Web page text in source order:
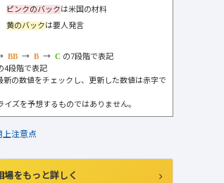
ピンクのバックは米国の材料
黄のバックは要人発言
→ →
の7段階で表記
4段階で表記
の数値をチェックし、更新した数値は赤字で
ズを予想するものではありません。
上注意点
をもっと詳しく